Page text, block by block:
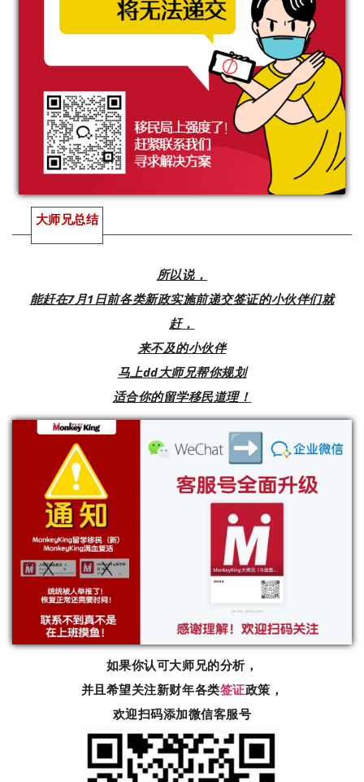
大师兄总结
所以说，
能赶在7月1日前各类新政实施前递交签证的小伙伴们就
赶，
来不及的小伙伴
马上dd大师兄帮你规划
适合你的留学移民道理！
如果你认可大师兄的分析，
并且希望关注新财年各类签证政策，
欢迎扫码添加微信客服号